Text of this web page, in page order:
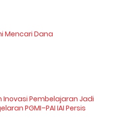
Mencari Dana
Pembelajaran Jadi
PGMI–PAI IAI Persis